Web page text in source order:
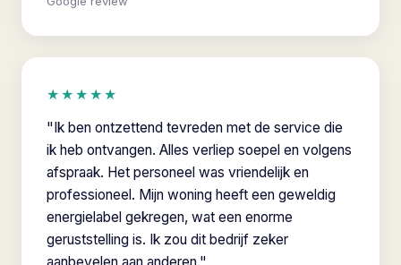
★★★★★
"Ik ben ontzettend tevreden met de service die
ik heb ontvangen. Alles verliep soepel en volgens
afspraak. Het personeel was vriendelijk en
professioneel. Mijn woning heeft een geweldig
energielabel gekregen, wat een enorme
geruststelling is. Ik zou dit bedrijf zeker